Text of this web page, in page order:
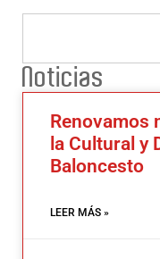
Noticias
Renovamos
la Cultural y
Baloncesto
LEER MÁS »